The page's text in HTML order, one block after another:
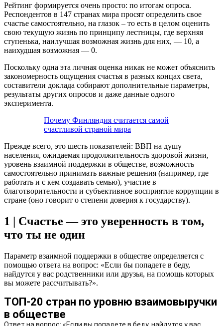
Рейтинг формируется очень просто: по итогам опроса.
Респондентов в 147 странах мира просят определить свое
счастье самостоятельно, на глазок – то есть в целом оценить
свою текущую жизнь по принципу лестницы, где верхняя
ступенька, наилучшая возможная жизнь для них, — 10, а
наихудшая возможная — 0.
Поскольку одна эта личная оценка никак не может объяснить
закономерность ощущения счастья в разных концах света,
составители доклада собирают дополнительные параметры,
результаты других опросов и даже данные одного
эксперимента.
Почему Финляндия считается самой
счастливой страной мира
Прежде всего, это шесть показателей: ВВП на душу
населения, ожидаемая продолжительность здоровой жизни,
уровень взаимной поддержки в обществе, возможность
самостоятельно принимать важные решения (например, где
работать и с кем создавать семью), участие в
благотворительности и субъективное восприятие коррупции в
стране (оно говорит о степени доверия к государству).
1 | Счастье — это уверенность в том,
что ты не один
Параметр взаимной поддержки в обществе определяется с
помощью ответа на вопрос: «Если бы попадете в беду,
найдутся у вас родственники или друзья, на помощь которых
вы можете рассчитывать?».